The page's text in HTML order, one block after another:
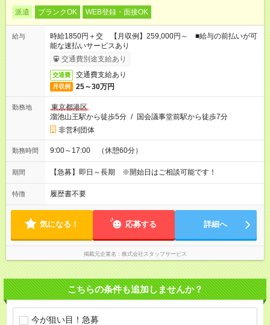
派遣 ブランクOK WEB登録・面接OK
給与
時給1850円＋交 【月収例】259,000円～ ■給与の前払いが可
能な速払いサービスあり
交通費別途支給あり
交通費 交通費支給あり
月収例 25～30万円
勤務地
東京都港区
溜池山王駅から徒歩5分 / 国会議事堂前駅から徒歩7分
非営利団体
勤務時間 9:00～17:00 （休憩60分）
期間 【急募】即日～長期 ※開始日はご相談可能です！
特徴 履歴書不要
気になる！ 応募する 詳細へ
掲載元企業名 株式会社スタッフサービス
こちらの条件も追加しませんか？
今が狙い目！急募